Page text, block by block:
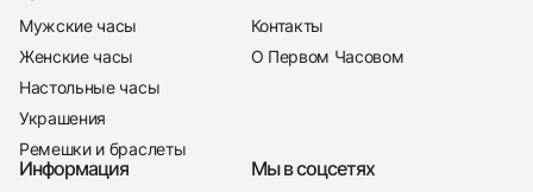
Мужские часы
Женские часы
Настольные часы
Украшения
Ремешки и браслеты
Контакты
О Первом Часовом
Информация Мы в соцсетях